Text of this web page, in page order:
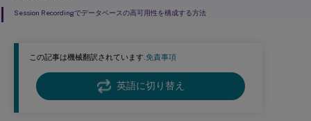
この記事は機械翻訳されています.免責事項
英語に切り替え
Session Recordingでデータベースの高可用性を構成する方法